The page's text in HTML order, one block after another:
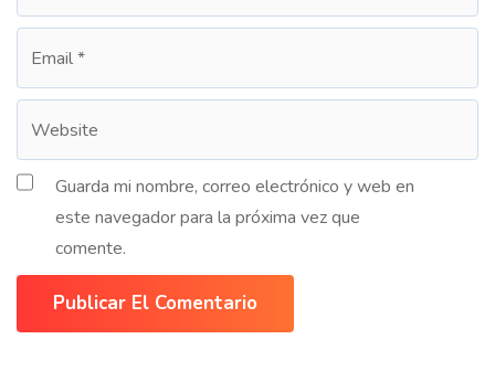
Guarda mi nombre, correo electrónico y web en
este navegador para la próxima vez que
comente.
Publicar El Comentario